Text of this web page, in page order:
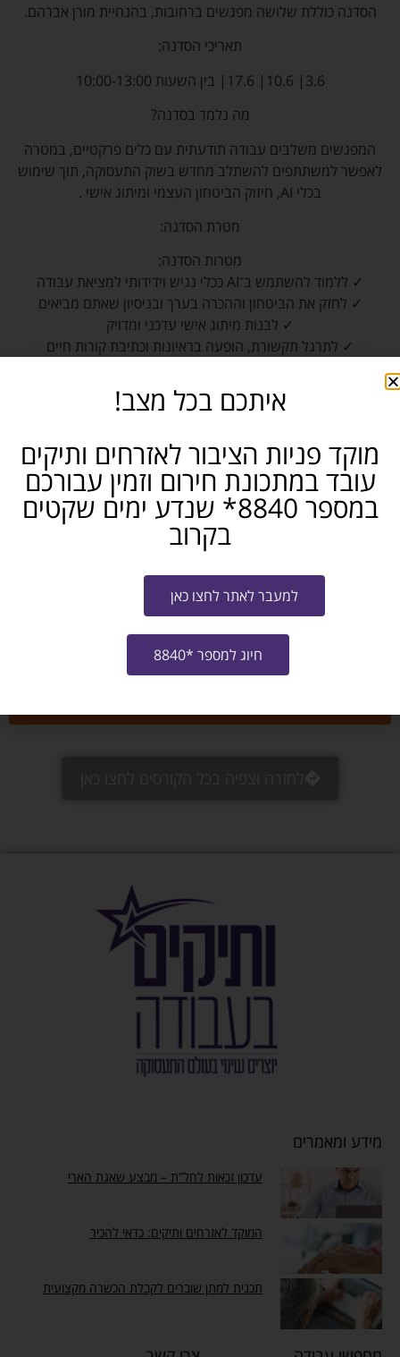
הסדנה כוללת שלושה מפגשים ברחובות, בהנחיית מורן אברהם.
תאריכי הסדנה:
3.6| 10.6| 17.6| בין השעות 10:00-13:00
מה נלמד בסדנה?
המפגשים משלבים עבודה תודעתית עם כלים פרקטיים, במטרה
לאפשר למשתתפים להשתלב מחדש בשוק התעסוקה, תוך שימוש
בכלי AI, חיזוק הביטחון העצמי ומיתוג אישי .
מטרת הסדנה:
מטרות הסדנה:
✓ ללמוד להשתמש ב־AI ככלי נגיש וידידותי למציאת עבודה
✓ לחזק את הביטחון וההכרה בערך ובניסיון שאתם מביאים
✓ לבנות מיתוג אישי עדכני ומדויק
✓ לתרגל תקשורת, הופעה בראיונות וכתיבת קורות חיים
שם:
נייד:
באיזה תחום את/ה מחפש/ת עבודה?
אני מאשר/ת את ו-מדיניות האתר
מידע ומאמרים
עדכון זכאות לחל”ת – מבצע שאגת הארי
המוקד לאזרחים ותיקים: כדאי להכיר
תכנית למתן שוברים לקבלת הכשרה מקצועית
איתכם בכל מצב!
מוקד פניות הציבור לאזרחים ותיקים
עובד במתכונת חירום וזמין עבורכם
במספר 8840* שנדע ימים שקטים
בקרוב
למעבר לאתר לחצו כאן
חיוג למספר *8840